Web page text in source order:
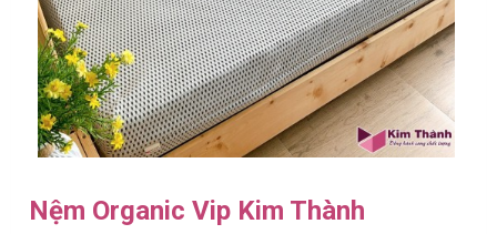
Nệm Organic Vip Kim Thành